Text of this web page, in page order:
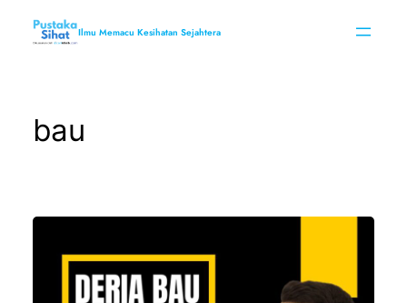
Ilmu Memacu Kesihatan Sejahtera
bau